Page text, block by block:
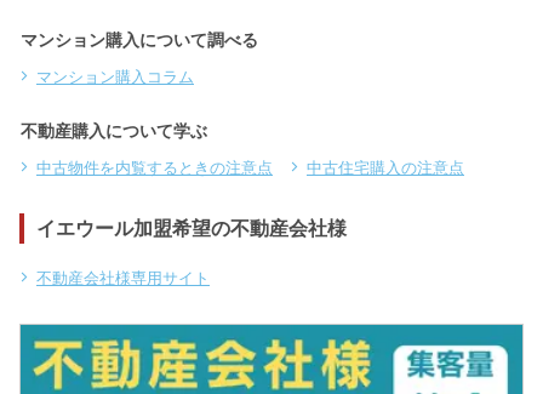
マンション購入について調べる
マンション購入コラム
不動産購入について学ぶ
中古物件を内覧するときの注意点 中古住宅購入の注意点
イエウール加盟希望の不動産会社様
不動産会社様専用サイト